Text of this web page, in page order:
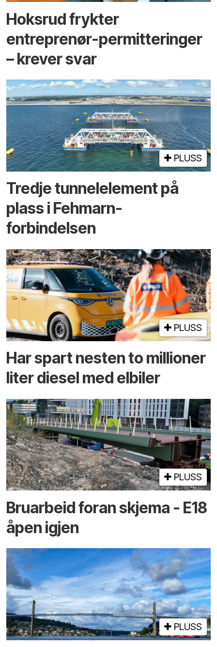
Hoksrud frykter
entreprenør-permitteringer
– krever svar
PLUSS
Tredje tunnel­element på
plass i Fehmarn-
forbindelsen
PLUSS
Har spart nesten to millioner
liter diesel med elbiler
PLUSS
Bruarbeid foran skjema - E18
åpen igjen
PLUSS